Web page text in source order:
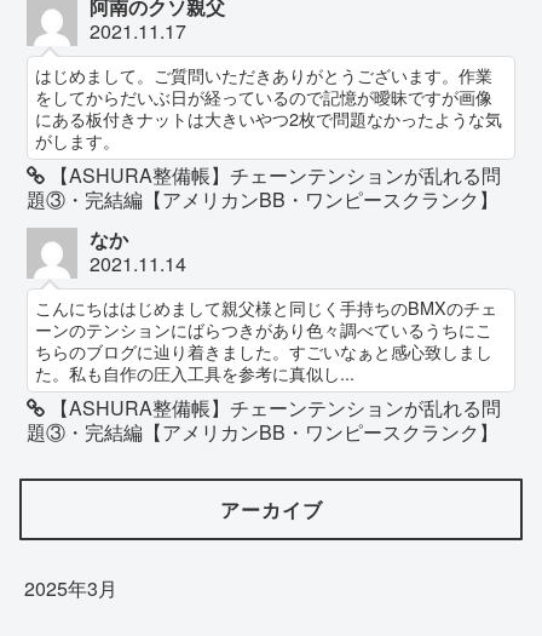
阿南のクソ親父
2021.11.17
はじめまして。ご質問いただきありがとうございます。作業
をしてからだいぶ日が経っているので記憶が曖昧ですが画像
にある板付きナットは大きいやつ2枚で問題なかったような気
がします。
【ASHURA整備帳】チェーンテンションが乱れる問
題③・完結編【アメリカンBB・ワンピースクランク】
なか
2021.11.14
こんにちははじめまして親父様と同じく手持ちのBMXのチェ
ーンのテンションにばらつきがあり色々調べているうちにこ
ちらのブログに辿り着きました。すごいなぁと感心致しまし
た。私も自作の圧入工具を参考に真似し...
【ASHURA整備帳】チェーンテンションが乱れる問
題③・完結編【アメリカンBB・ワンピースクランク】
アーカイブ
2025年3月